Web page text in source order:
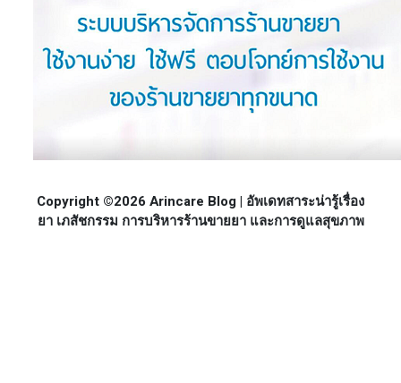
Copyright ©2026 Arincare Blog | อัพเดทสาระน่ารู้เรื่อง
ยา เภสัชกรรม การบริหารร้านขายยา และการดูแลสุขภาพ